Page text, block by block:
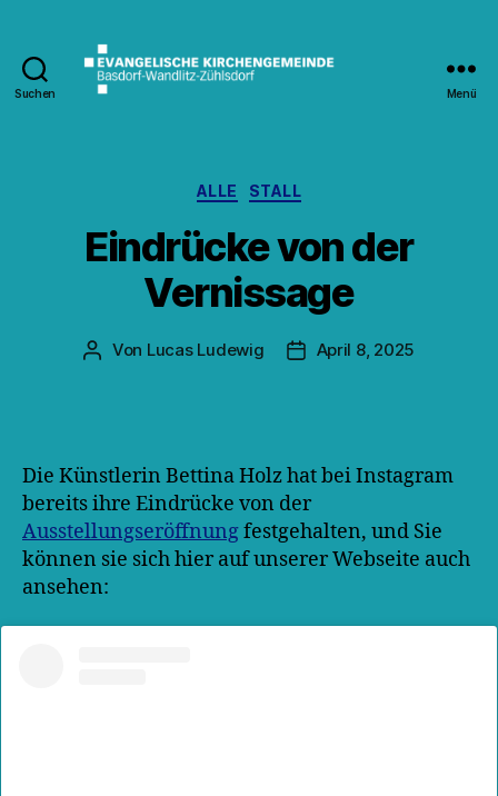
Suchen Menü
Kategorien
ALLE STALL
Eindrücke von der
Vernissage
Beitragsautor
Von Lucas Ludewig Veröffentlichungsdatum
April 8, 2025
Die Künstlerin Bettina Holz hat bei Instagram
bereits ihre Eindrücke von der
Ausstellungseröffnungfestgehalten, und Sie
können sie sich hier auf unserer Webseite auch
ansehen: